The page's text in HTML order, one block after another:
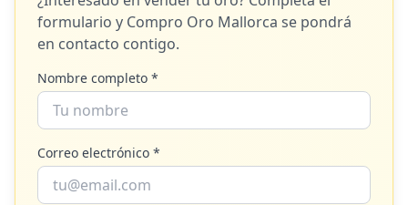
formulario y Compro Oro Mallorca se pondrá
en contacto contigo.
Nombre completo *
Correo electrónico *